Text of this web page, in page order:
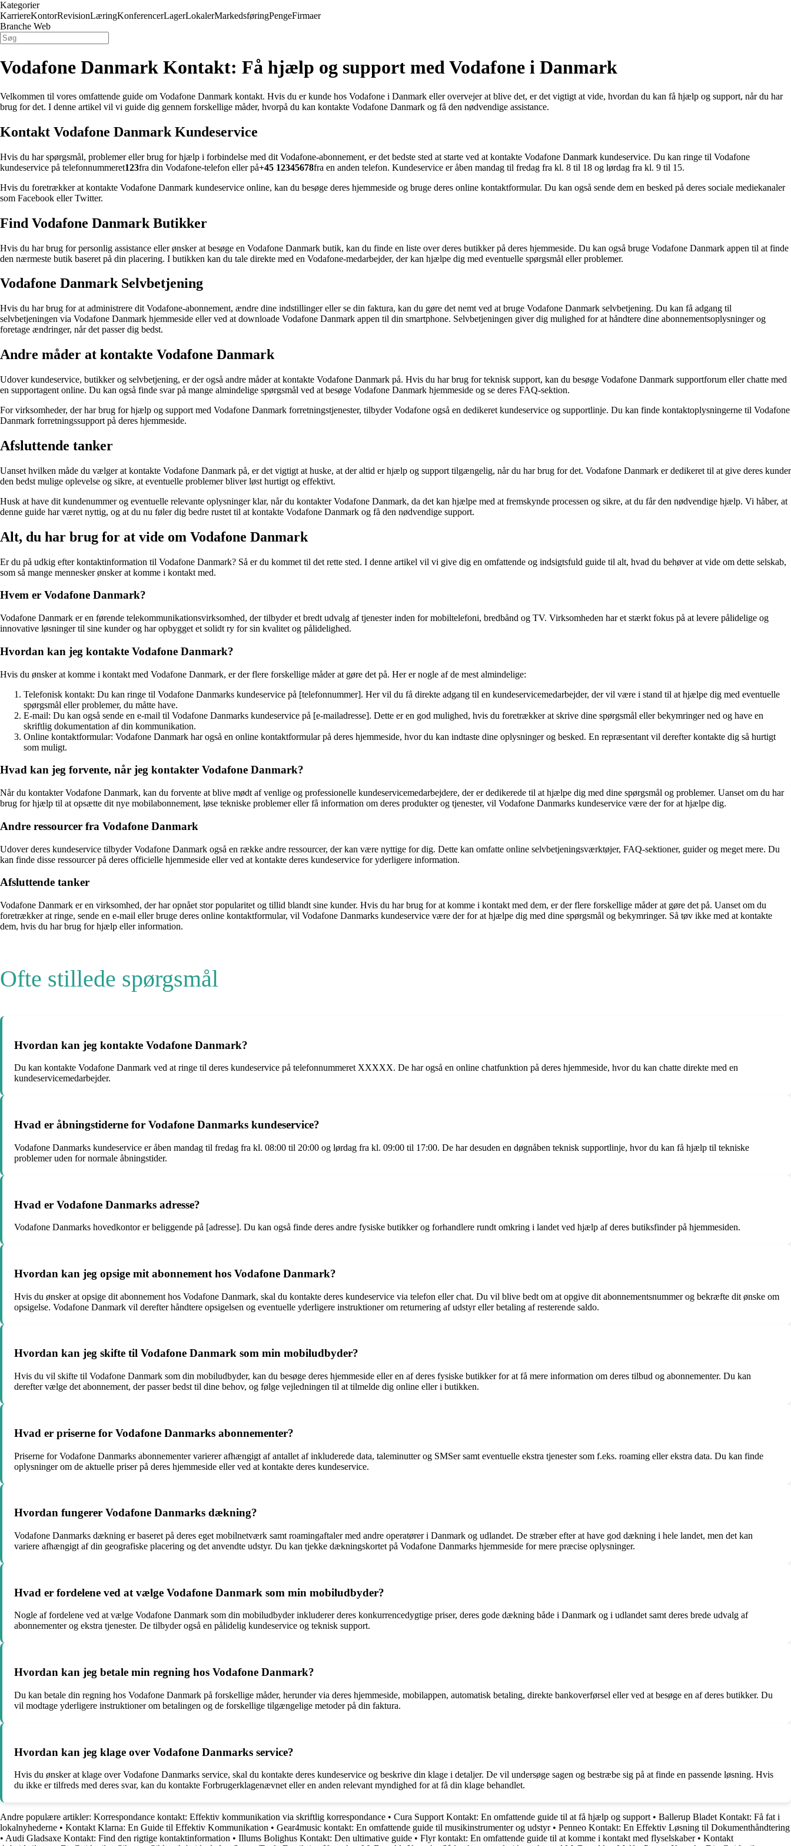
Kategorier
KarriereKontorRevisionLæringKonferencerLagerLokalerMarkedsføringPengeFirmaer
Branche Web
Vodafone Danmark Kontakt: Få hjælp og support med Vodafone i Danmark
Velkommen til vores omfattende guide om Vodafone Danmark kontakt. Hvis du er kunde hos Vodafone i Danmark eller overvejer at blive det, er det vigtigt at vide, hvordan du kan få hjælp og support, når du har
brug for det. I denne artikel vil vi guide dig gennem forskellige måder, hvorpå du kan kontakte Vodafone Danmark og få den nødvendige assistance.
Kontakt Vodafone Danmark Kundeservice
Hvis du har spørgsmål, problemer eller brug for hjælp i forbindelse med dit Vodafone-abonnement, er det bedste sted at starte ved at kontakte Vodafone Danmark kundeservice. Du kan ringe til Vodafone
kundeservice på telefonnummeret123fra din Vodafone-telefon eller på+45 12345678fra en anden telefon. Kundeservice er åben mandag til fredag fra kl. 8 til 18 og lørdag fra kl. 9 til 15.
Hvis du foretrækker at kontakte Vodafone Danmark kundeservice online, kan du besøge deres hjemmeside og bruge deres online kontaktformular. Du kan også sende dem en besked på deres sociale mediekanaler
som Facebook eller Twitter.
Find Vodafone Danmark Butikker
Hvis du har brug for personlig assistance eller ønsker at besøge en Vodafone Danmark butik, kan du finde en liste over deres butikker på deres hjemmeside. Du kan også bruge Vodafone Danmark appen til at finde
den nærmeste butik baseret på din placering. I butikken kan du tale direkte med en Vodafone-medarbejder, der kan hjælpe dig med eventuelle spørgsmål eller problemer.
Vodafone Danmark Selvbetjening
Hvis du har brug for at administrere dit Vodafone-abonnement, ændre dine indstillinger eller se din faktura, kan du gøre det nemt ved at bruge Vodafone Danmark selvbetjening. Du kan få adgang til
selvbetjeningen via Vodafone Danmark hjemmeside eller ved at downloade Vodafone Danmark appen til din smartphone. Selvbetjeningen giver dig mulighed for at håndtere dine abonnementsoplysninger og
foretage ændringer, når det passer dig bedst.
Andre måder at kontakte Vodafone Danmark
Udover kundeservice, butikker og selvbetjening, er der også andre måder at kontakte Vodafone Danmark på. Hvis du har brug for teknisk support, kan du besøge Vodafone Danmark supportforum eller chatte med
en supportagent online. Du kan også finde svar på mange almindelige spørgsmål ved at besøge Vodafone Danmark hjemmeside og se deres FAQ-sektion.
For virksomheder, der har brug for hjælp og support med Vodafone Danmark forretningstjenester, tilbyder Vodafone også en dedikeret kundeservice og supportlinje. Du kan finde kontaktoplysningerne til Vodafone
Danmark forretningssupport på deres hjemmeside.
Afsluttende tanker
Uanset hvilken måde du vælger at kontakte Vodafone Danmark på, er det vigtigt at huske, at der altid er hjælp og support tilgængelig, når du har brug for det. Vodafone Danmark er dedikeret til at give deres kunder
den bedst mulige oplevelse og sikre, at eventuelle problemer bliver løst hurtigt og effektivt.
Husk at have dit kundenummer og eventuelle relevante oplysninger klar, når du kontakter Vodafone Danmark, da det kan hjælpe med at fremskynde processen og sikre, at du får den nødvendige hjælp. Vi håber, at
denne guide har været nyttig, og at du nu føler dig bedre rustet til at kontakte Vodafone Danmark og få den nødvendige support.
Alt, du har brug for at vide om Vodafone Danmark
Er du på udkig efter kontaktinformation til Vodafone Danmark? Så er du kommet til det rette sted. I denne artikel vil vi give dig en omfattende og indsigtsfuld guide til alt, hvad du behøver at vide om dette selskab,
som så mange mennesker ønsker at komme i kontakt med.
Hvem er Vodafone Danmark?
Vodafone Danmark er en førende telekommunikationsvirksomhed, der tilbyder et bredt udvalg af tjenester inden for mobiltelefoni, bredbånd og TV. Virksomheden har et stærkt fokus på at levere pålidelige og
innovative løsninger til sine kunder og har opbygget et solidt ry for sin kvalitet og pålidelighed.
Hvordan kan jeg kontakte Vodafone Danmark?
Hvis du ønsker at komme i kontakt med Vodafone Danmark, er der flere forskellige måder at gøre det på. Her er nogle af de mest almindelige:
Telefonisk kontakt: Du kan ringe til Vodafone Danmarks kundeservice på [telefonnummer]. Her vil du få direkte adgang til en kundeservicemedarbejder, der vil være i stand til at hjælpe dig med eventuelle
spørgsmål eller problemer, du måtte have.
E-mail: Du kan også sende en e-mail til Vodafone Danmarks kundeservice på [e-mailadresse]. Dette er en god mulighed, hvis du foretrækker at skrive dine spørgsmål eller bekymringer ned og have en
skriftlig dokumentation af din kommunikation.
Online kontaktformular: Vodafone Danmark har også en online kontaktformular på deres hjemmeside, hvor du kan indtaste dine oplysninger og besked. En repræsentant vil derefter kontakte dig så hurtigt
som muligt.
Hvad kan jeg forvente, når jeg kontakter Vodafone Danmark?
Når du kontakter Vodafone Danmark, kan du forvente at blive mødt af venlige og professionelle kundeservicemedarbejdere, der er dedikerede til at hjælpe dig med dine spørgsmål og problemer. Uanset om du har
brug for hjælp til at opsætte dit nye mobilabonnement, løse tekniske problemer eller få information om deres produkter og tjenester, vil Vodafone Danmarks kundeservice være der for at hjælpe dig.
Andre ressourcer fra Vodafone Danmark
Udover deres kundeservice tilbyder Vodafone Danmark også en række andre ressourcer, der kan være nyttige for dig. Dette kan omfatte online selvbetjeningsværktøjer, FAQ-sektioner, guider og meget mere. Du
kan finde disse ressourcer på deres officielle hjemmeside eller ved at kontakte deres kundeservice for yderligere information.
Afsluttende tanker
Vodafone Danmark er en virksomhed, der har opnået stor popularitet og tillid blandt sine kunder. Hvis du har brug for at komme i kontakt med dem, er der flere forskellige måder at gøre det på. Uanset om du
foretrækker at ringe, sende en e-mail eller bruge deres online kontaktformular, vil Vodafone Danmarks kundeservice være der for at hjælpe dig med dine spørgsmål og bekymringer. Så tøv ikke med at kontakte
dem, hvis du har brug for hjælp eller information.
Ofte stillede spørgsmål
Hvordan kan jeg kontakte Vodafone Danmark?
Du kan kontakte Vodafone Danmark ved at ringe til deres kundeservice på telefonnummeret XXXXX. De har også en online chatfunktion på deres hjemmeside, hvor du kan chatte direkte med en
kundeservicemedarbejder.
Hvad er åbningstiderne for Vodafone Danmarks kundeservice?
Vodafone Danmarks kundeservice er åben mandag til fredag fra kl. 08:00 til 20:00 og lørdag fra kl. 09:00 til 17:00. De har desuden en døgnåben teknisk supportlinje, hvor du kan få hjælp til tekniske
problemer uden for normale åbningstider.
Hvad er Vodafone Danmarks adresse?
Vodafone Danmarks hovedkontor er beliggende på [adresse]. Du kan også finde deres andre fysiske butikker og forhandlere rundt omkring i landet ved hjælp af deres butiksfinder på hjemmesiden.
Hvordan kan jeg opsige mit abonnement hos Vodafone Danmark?
Hvis du ønsker at opsige dit abonnement hos Vodafone Danmark, skal du kontakte deres kundeservice via telefon eller chat. Du vil blive bedt om at opgive dit abonnementsnummer og bekræfte dit ønske om
opsigelse. Vodafone Danmark vil derefter håndtere opsigelsen og eventuelle yderligere instruktioner om returnering af udstyr eller betaling af resterende saldo.
Hvordan kan jeg skifte til Vodafone Danmark som min mobiludbyder?
Hvis du vil skifte til Vodafone Danmark som din mobiludbyder, kan du besøge deres hjemmeside eller en af deres fysiske butikker for at få mere information om deres tilbud og abonnementer. Du kan
derefter vælge det abonnement, der passer bedst til dine behov, og følge vejledningen til at tilmelde dig online eller i butikken.
Hvad er priserne for Vodafone Danmarks abonnementer?
Priserne for Vodafone Danmarks abonnementer varierer afhængigt af antallet af inkluderede data, taleminutter og SMSer samt eventuelle ekstra tjenester som f.eks. roaming eller ekstra data. Du kan finde
oplysninger om de aktuelle priser på deres hjemmeside eller ved at kontakte deres kundeservice.
Hvordan fungerer Vodafone Danmarks dækning?
Vodafone Danmarks dækning er baseret på deres eget mobilnetværk samt roamingaftaler med andre operatører i Danmark og udlandet. De stræber efter at have god dækning i hele landet, men det kan
variere afhængigt af din geografiske placering og det anvendte udstyr. Du kan tjekke dækningskortet på Vodafone Danmarks hjemmeside for mere præcise oplysninger.
Hvad er fordelene ved at vælge Vodafone Danmark som min mobiludbyder?
Nogle af fordelene ved at vælge Vodafone Danmark som din mobiludbyder inkluderer deres konkurrencedygtige priser, deres gode dækning både i Danmark og i udlandet samt deres brede udvalg af
abonnementer og ekstra tjenester. De tilbyder også en pålidelig kundeservice og teknisk support.
Hvordan kan jeg betale min regning hos Vodafone Danmark?
Du kan betale din regning hos Vodafone Danmark på forskellige måder, herunder via deres hjemmeside, mobilappen, automatisk betaling, direkte bankoverførsel eller ved at besøge en af deres butikker. Du
vil modtage yderligere instruktioner om betalingen og de forskellige tilgængelige metoder på din faktura.
Hvordan kan jeg klage over Vodafone Danmarks service?
Hvis du ønsker at klage over Vodafone Danmarks service, skal du kontakte deres kundeservice og beskrive din klage i detaljer. De vil undersøge sagen og bestræbe sig på at finde en passende løsning. Hvis
du ikke er tilfreds med deres svar, kan du kontakte Forbrugerklagenævnet eller en anden relevant myndighed for at få din klage behandlet.
Andre populære artikler: Korrespondance kontakt: Effektiv kommunikation via skriftlig korrespondance • Cura Support Kontakt: En omfattende guide til at få hjælp og support • Ballerup Bladet Kontakt: Få fat i
lokalnyhederne • Kontakt Klarna: En Guide til Effektiv Kommunikation • Gear4music kontakt: En omfattende guide til musikinstrumenter og udstyr• Penneo Kontakt: En Effektiv Løsning til Dokumenthåndtering
• Audi Gladsaxe Kontakt: Find den rigtige kontaktinformation • Illums Bolighus Kontakt: Den ultimative guide • Flyr kontakt: En omfattende guide til at komme i kontakt med flyselskaber• Kontakt